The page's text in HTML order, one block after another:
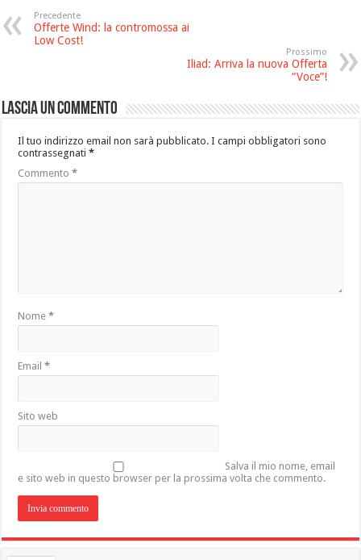
Precedente
Offerte Wind: la contromossa ai
Low Cost!
Prossimo
Iliad: Arriva la nuova Offerta
“Voce”!
Lascia un commento
Il tuo indirizzo email non sarà pubblicato. I campi obbligatori sono
contrassegnati*
Commento*
Nome*
Email*
Sito web
Salva il mio nome, email
e sito web in questo browser per la prossima volta che commento.